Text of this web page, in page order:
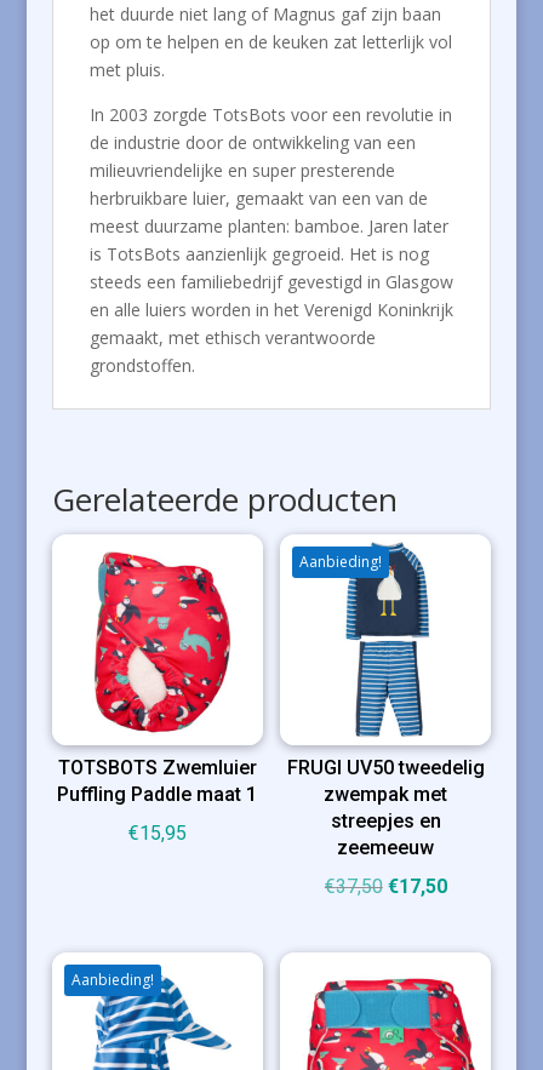
het duurde niet lang of Magnus gaf zijn baan
op om te helpen en de keuken zat letterlijk vol
met pluis.
In 2003 zorgde TotsBots voor een revolutie in
de industrie door de ontwikkeling van een
milieuvriendelijke en super presterende
herbruikbare luier, gemaakt van een van de
meest duurzame planten: bamboe. Jaren later
is TotsBots aanzienlijk gegroeid. Het is nog
steeds een familiebedrijf gevestigd in Glasgow
en alle luiers worden in het Verenigd Koninkrijk
gemaakt, met ethisch verantwoorde
grondstoffen.
Gerelateerde producten
TOTSBOTS Zwemluier
Puffling Paddle maat 1
€15,95
Aanbieding!
FRUGI UV50 tweedelig
zwempak met
streepjes en
zeemeeuw
€37,50 Oorspronkelijke
was:
€37,50.
€17,50Huidige
is:
€17,50.
Aanbieding!